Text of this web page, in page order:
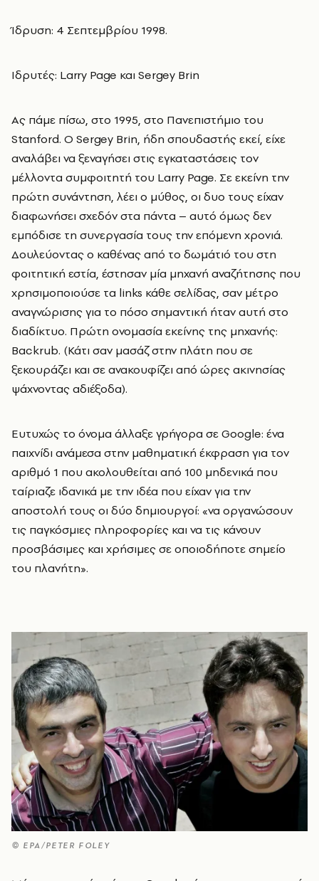
Ίδρυση: 4 Σεπτεμβρίου 1998.
Ιδρυτές: Larry Page και Sergey Brin
Ας πάμε πίσω, στο 1995, στο Πανεπιστήμιο του
Stanford. Ο Sergey Brin, ήδη σπουδαστής εκεί, είχε
αναλάβει να ξεναγήσει στις εγκαταστάσεις τον
μέλλοντα συμφοιτητή του Larry Page. Σε εκείνη την
πρώτη συνάντηση, λέει ο μύθος, οι δυο τους είχαν
διαφωνήσει σχεδόν στα πάντα – αυτό όμως δεν
εμπόδισε τη συνεργασία τους την επόμενη χρονιά.
Δουλεύοντας ο καθένας από το δωμάτιό του στη
φοιτητική εστία, έστησαν μία μηχανή αναζήτησης που
χρησιμοποιούσε τα links κάθε σελίδας, σαν μέτρο
αναγνώρισης για το πόσο σημαντική ήταν αυτή στο
διαδίκτυο. Πρώτη ονομασία εκείνης της μηχανής:
Backrub. (Κάτι σαν μασάζ στην πλάτη που σε
ξεκουράζει και σε ανακουφίζει από ώρες ακινησίας
ψάχνοντας αδιέξοδα).
Ευτυχώς το όνομα άλλαξε γρήγορα σε Google: ένα
παιχνίδι ανάμεσα στην μαθηματική έκφραση για τον
αριθμό 1 που ακολουθείται από 100 μηδενικά που
ταίριαζε ιδανικά με την ιδέα που είχαν για την
αποστολή τους οι δύο δημιουργοί: «να οργανώσουν
τις παγκόσμιες πληροφορίες και να τις κάνουν
προσβάσιμες και χρήσιμες σε οποιοδήποτε σημείο
του πλανήτη».
© EPA/PETER FOLEY